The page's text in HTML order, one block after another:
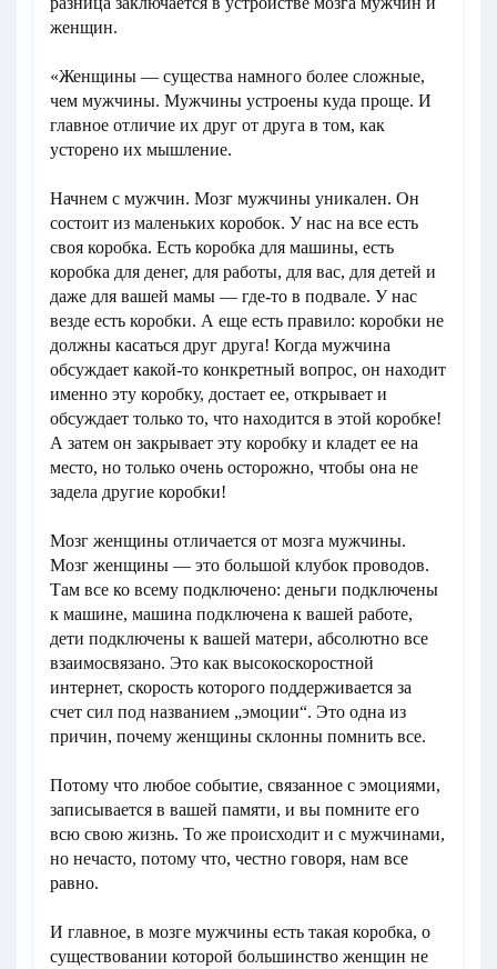
женщин.
«Женщины — существа намного более сложные,
чем мужчины. Мужчины устроены куда проще. И
главное отличие их друг от друга в том, как
усторено их мышление.
Начнем с мужчин. Мозг мужчины уникален. Он
состоит из маленьких коробок. У нас на все есть
своя коробка. Есть коробка для машины, есть
коробка для денег, для работы, для вас, для детей и
даже для вашей мамы — где-то в подвале. У нас
везде есть коробки. А еще есть правило: коробки не
должны касаться друг друга! Когда мужчина
обсуждает какой-то конкретный вопрос, он находит
именно эту коробку, достает ее, открывает и
обсуждает только то, что находится в этой коробке!
А затем он закрывает эту коробку и кладет ее на
место, но только очень осторожно, чтобы она не
задела другие коробки!
Мозг женщины отличается от мозга мужчины.
Мозг женщины — это большой клубок проводов.
Там все ко всему подключено: деньги подключены
к машине, машина подключена к вашей работе,
дети подключены к вашей матери, абсолютно все
взаимосвязано. Это как высокоскоростной
интернет, скорость которого поддерживается за
счет сил под названием „эмоции“. Это одна из
причин, почему женщины склонны помнить все.
Потому что любое событие, связанное с эмоциями,
записывается в вашей памяти, и вы помните его
всю свою жизнь. То же происходит и с мужчинами,
но нечасто, потому что, честно говоря, нам все
равно.
И главное, в мозге мужчины есть такая коробка, о
существовании которой большинство женщин не